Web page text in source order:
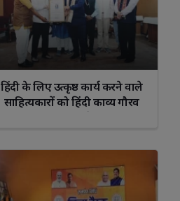
हिंदी के लिए उत्कृष्ठ कार्य करने वाले
साहित्यकारों को हिंदी काव्य गौरव